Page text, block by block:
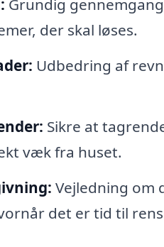
Grundig
der skal løses.
Udbedring af
Sikre at
væk fra huset.
Vejledning om
det er tid til